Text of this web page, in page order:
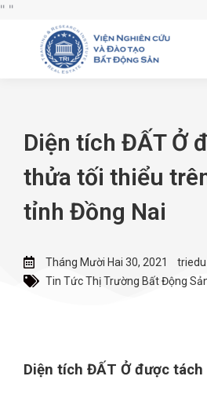
" "
Diện tích ĐẤT Ở
thửa tối thiểu
tỉnh Đồng Nai
Tháng Mười Hai 30, 2021
triedu
Tin Tức Thị Trường Bất Động
Diện tích ĐẤT Ở được